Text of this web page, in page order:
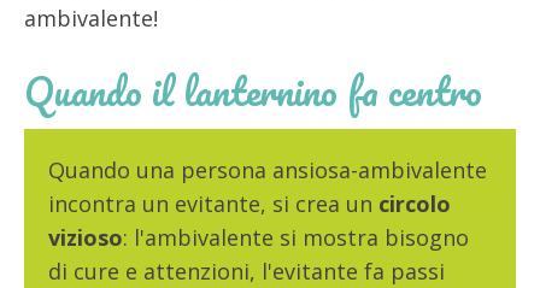
ambivalente!
Quando il lanternino fa centro
Quando una persona ansiosa-ambivalente
incontra un evitante, si crea un circolo
vizioso: l'ambivalente si mostra bisogno
di cure e attenzioni, l'evitante fa passi